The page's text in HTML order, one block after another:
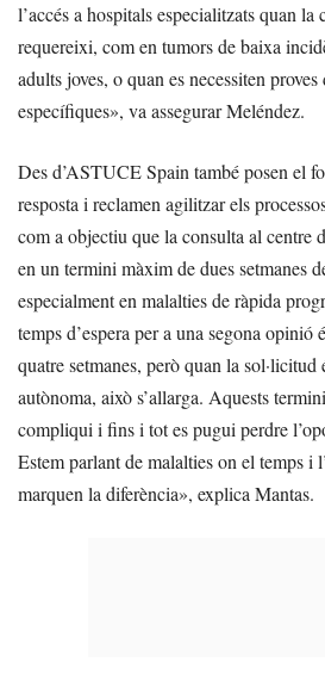
l’accés a hospitals especialitzats quan
requereixi, com en tumors de baixa
adults joves, o quan es necessiten
específiques», va assegurar Meléndez.
Des d’ASTUCE Spain també posen el
resposta i reclamen agilitzar els
com a objectiu que la consulta al centre
en un termini màxim de dues setmanes
especialment en malalties de ràpida
temps d’espera per a una segona opinió
quatre setmanes, però quan la
autònoma, això s’allarga. Aquests
compliqui i fins i tot es pugui perdre
Estem parlant de malalties on el temps i
marquen la diferència», explica Mantas.